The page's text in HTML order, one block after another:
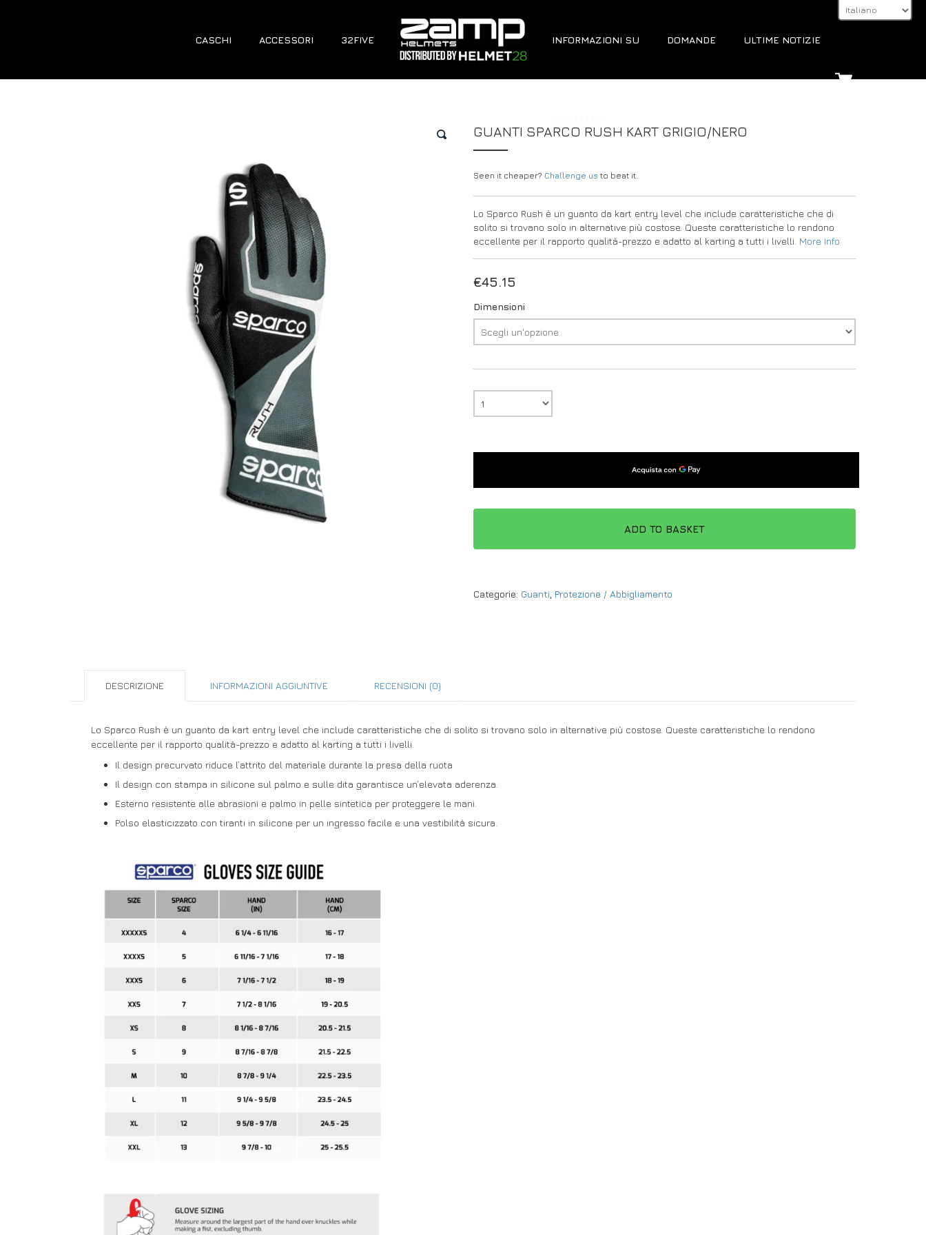
CASCHI ACCESSORI 32FIVE INFORMAZIONI SU DOMANDE ULTIME NOTIZIE
GUANTI SPARCO RUSH KART GRIGIO/NERO
Seen it cheaper? Challenge us to beat it.
Lo Sparco Rush è un guanto da kart entry level che include caratteristiche che di
solito si trovano solo in alternative più costose. Queste caratteristiche lo rendono
eccellente per il rapporto qualità-prezzo e adatto al karting a tutti i livelli. More Info
€45.15
Dimensioni
ADD TO BASKET
Categorie: Guanti Protezione / Abbigliamento
DESCRIZIONE INFORMAZIONI AGGIUNTIVE RECENSIONI (0)
Lo Sparco Rush è un guanto da kart entry level che include caratteristiche che di solito si trovano solo in alternative più costose. Queste caratteristiche lo rendono
eccellente per il rapporto qualità-prezzo e adatto al karting a tutti i livelli.
Il design precurvato riduce l’attrito del materiale durante la presa della ruota
Il design con stampa in silicone sul palmo e sulle dita garantisce un’elevata aderenza.
Esterno resistente alle abrasioni e palmo in pelle sintetica per proteggere le mani.
Polso elasticizzato con tiranti in silicone per un ingresso facile e una vestibilità sicura.